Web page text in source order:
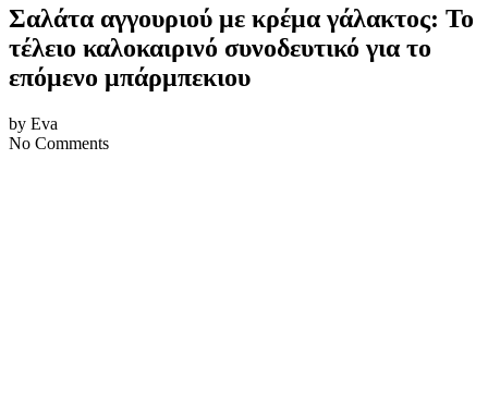
Σαλάτα αγγουριού με κρέμα γάλακτος: Το
τέλειο καλοκαιρινό συνοδευτικό για το
επόμενο μπάρμπεκιου
by Eva
No Comments